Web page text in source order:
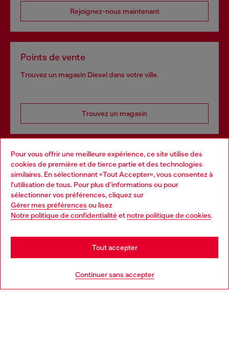
Pour vous offrir une meilleure expérience, ce site utilise des
cookies de première et de tierce partie et des technologies
similaires. En sélectionnant «Tout Accepter», vous consentez à
l'utilisation de tous. Pour plus d'informations ou pour
sélectionner vos préférences, cliquez sur
Gérer mes préférences ou lisez
Notre politique de confidentialitéet notre politique de cookies.
Continuer sans accepter
Tout accepter
Rejoignez-nous maintenant
Points de vente
Trouvez un magasin Diesel dans votre ville.
Trouvez un magasin
Services omnicanaux
Découvrez tous nos services, en ligne et en magasin.
En savoir plus
Choose your location
You are currently browsing Suisse website, but it seems you
may be based in United States